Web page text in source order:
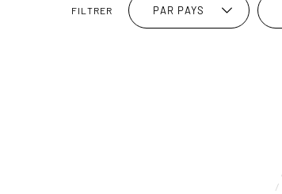
FILTRER PAR PAYS